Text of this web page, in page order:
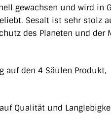
gewachsen und wird in
Sesalt ist sehr stolz
des Planeten und der
auf den 4 Säulen Produkt,
Qualität und